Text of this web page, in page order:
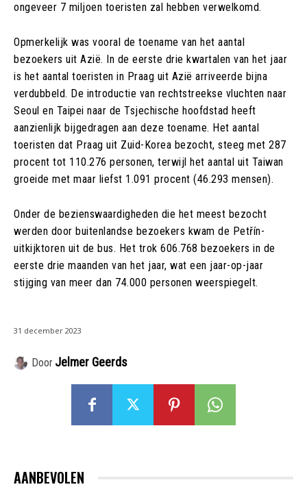
ongeveer 7 miljoen toeristen zal hebben verwelkomd.
Opmerkelijk was vooral de toename van het aantal
bezoekers uit Azië. In de eerste drie kwartalen van het jaar
is het aantal toeristen in Praag uit Azië arriveerde bijna
verdubbeld. De introductie van rechtstreekse vluchten naar
Seoul en Taipei naar de Tsjechische hoofdstad heeft
aanzienlijk bijgedragen aan deze toename. Het aantal
toeristen dat Praag uit Zuid-Korea bezocht, steeg met 287
procent tot 110.276 personen, terwijl het aantal uit Taiwan
groeide met maar liefst 1.091 procent (46.293 mensen).
Onder de bezienswaardigheden die het meest bezocht
werden door buitenlandse bezoekers kwam de Petřín-
uitkijktoren uit de bus. Het trok 606.768 bezoekers in de
eerste drie maanden van het jaar, wat een jaar-op-jaar
stijging van meer dan 74.000 personen weerspiegelt.
31 december 2023
Door Jelmer Geerds
AANBEVOLEN